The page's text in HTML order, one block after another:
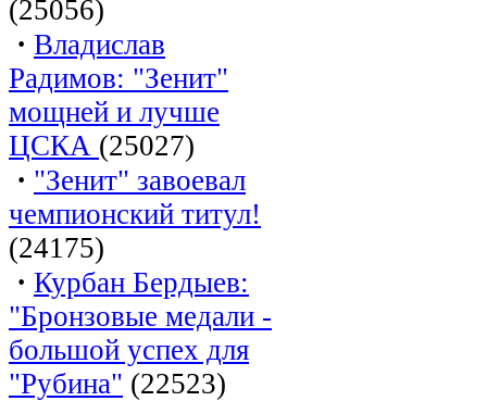
(25056)
· Владислав
Радимов: "Зенит"
мощней и лучше
ЦСКА (25027)
· "Зенит" завоевал
чемпионский титул!
(24175)
· Курбан Бердыев:
"Бронзовые медали -
большой успех для
"Рубина" (22523)